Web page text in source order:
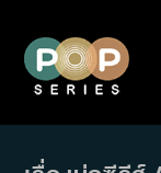
content